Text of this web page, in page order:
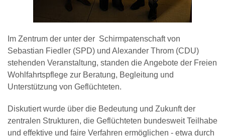
Im Zentrum der unter der Schirmpatenschaft von
Sebastian Fiedler (SPD) und Alexander Throm (CDU)
stehenden Veranstaltung, standen die Angebote der Freien
Wohlfahrtspflege zur Beratung, Begleitung und
Unterstützung von Geflüchteten.
Diskutiert wurde über die Bedeutung und Zukunft der
zentralen Strukturen, die Geflüchteten bundesweit Teilhabe
und effektive und faire Verfahren ermöglichen - etwa durch